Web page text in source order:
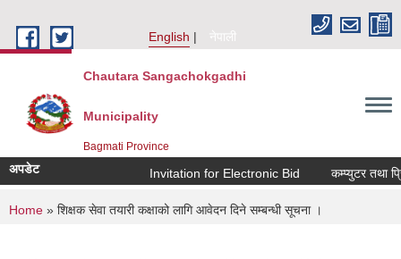
English
नेपाली
Chautara Sangachokgadhi
Municipality
Bagmati Province
अपडेट Invitation for Electronic Bid कम्प्युटर तथा
You are here
Home » शिक्षक सेवा तयारी कक्षाको लागि आवेदन दिने सम्बन्धी सूचना ।